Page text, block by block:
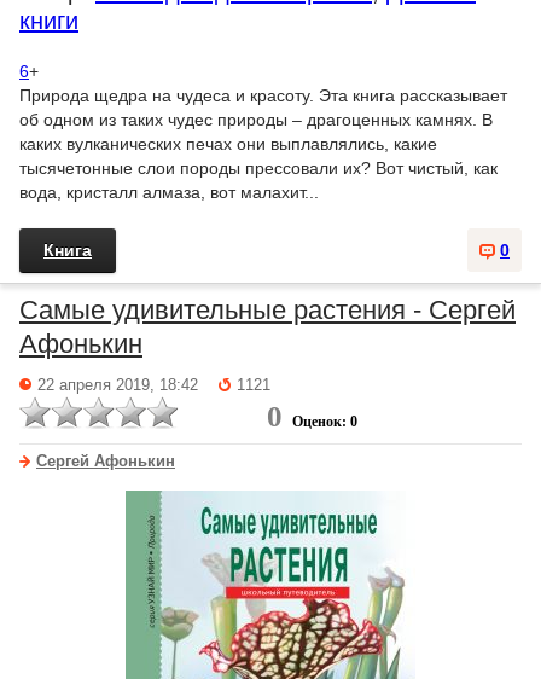
книги
6+
Природа щедра на чудеса и красоту. Эта книга рассказывает
об одном из таких чудес природы – драгоценных камнях. В
каких вулканических печах они выплавлялись, какие
тысячетонные слои породы прессовали их? Вот чистый, как
вода, кристалл алмаза, вот малахит...
0
Книга
Самые удивительные растения - Сергей
Афонькин
22 апреля 2019, 18:42 1121
0 Оценок: 0
Сергей Афонькин